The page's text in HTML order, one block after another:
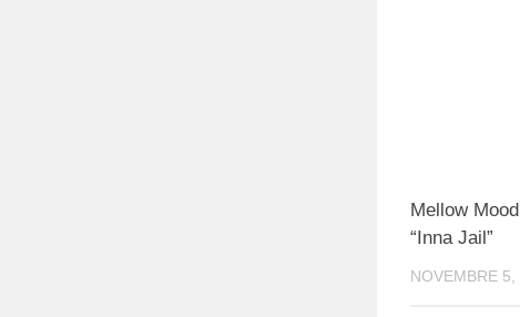
Mellow
“Inna Jail”
NOVEMBRE 5,